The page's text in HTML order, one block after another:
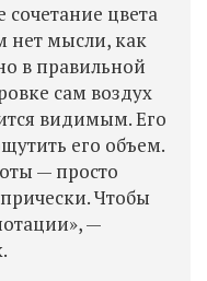
сочетание цвета
нет мысли, как
в правильной
сам воздух
видимым. Его
его объем.
— просто
Чтобы
—